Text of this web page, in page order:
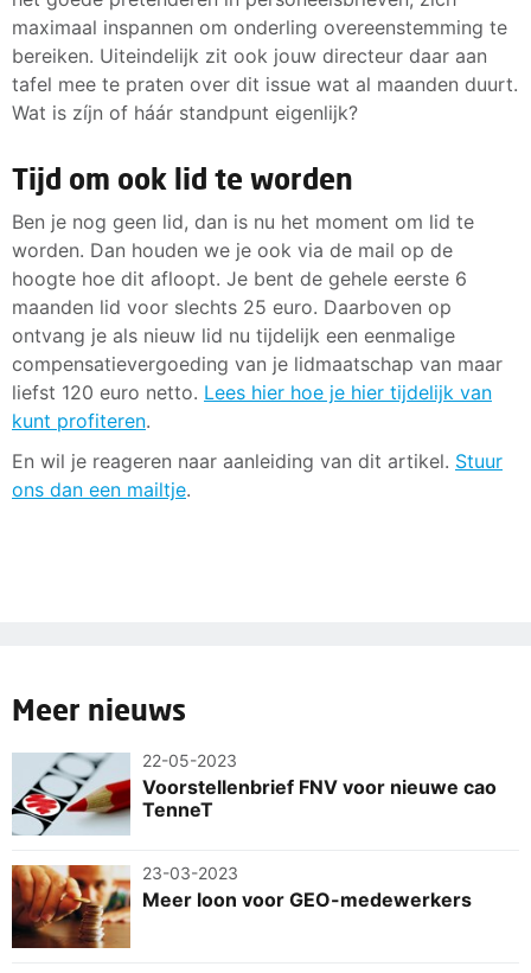
maximaal inspannen om onderling overeenstemming te
bereiken. Uiteindelijk zit ook jouw directeur daar aan
tafel mee te praten over dit issue wat al maanden duurt.
Wat is zíjn of háár standpunt eigenlijk?
Tijd om ook lid te worden
Ben je nog geen lid, dan is nu het moment om lid te
worden. Dan houden we je ook via de mail op de
hoogte hoe dit afloopt. Je bent de gehele eerste 6
maanden lid voor slechts 25 euro. Daarboven op
ontvang je als nieuw lid nu tijdelijk een eenmalige
compensatievergoeding van je lidmaatschap van maar
liefst 120 euro netto. Lees hier hoe je hier tijdelijk van
kunt profiteren.
En wil je reageren naar aanleiding van dit artikel. Stuur
ons dan een mailtje.
Meer nieuws
22-05-2023
Voorstellenbrief FNV voor nieuwe cao
TenneT
23-03-2023
Meer loon voor GEO-medewerkers